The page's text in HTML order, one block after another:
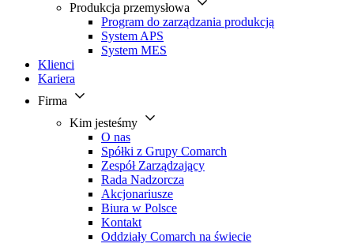
Produkcja przemysłowa
Program do zarządzania produkcją
System APS
System MES
Klienci
Kariera
Firma
Kim jesteśmy
O nas
Spółki z Grupy Comarch
Zespół Zarządzający
Rada Nadzorcza
Akcjonariusze
Biura w Polsce
Kontakt
Oddziały Comarch na świecie